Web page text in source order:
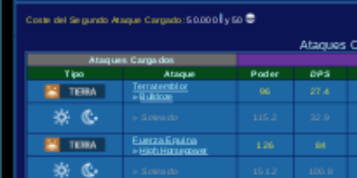
Coste del Segundo Ataque Cargado:50.000 y 50
Ataques
Ataques Cargados
Tipo
Ataque Poder
DPS
Terratemblor
»Bulldoze 96 27.4
» Soleado 115.2
32.9
Fuerza Equina
»High Horsepower 126 84
» Soleado 151.2
100.8